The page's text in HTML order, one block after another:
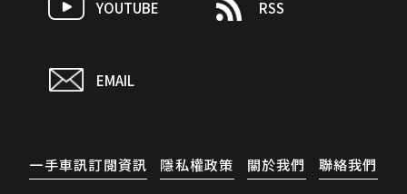
YOUTUBE RSS
EMAIL
一手車訊訂閱資訊 隱私權政策 關於我們 聯絡我們